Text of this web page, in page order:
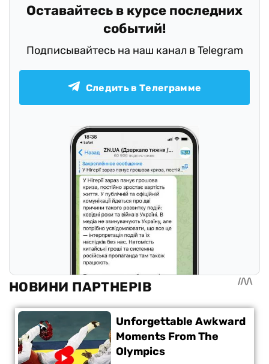
Оставайтесь в курсе последних
событий!
Подписывайтесь на наш канал в Telegram
Следить в Телеграмме